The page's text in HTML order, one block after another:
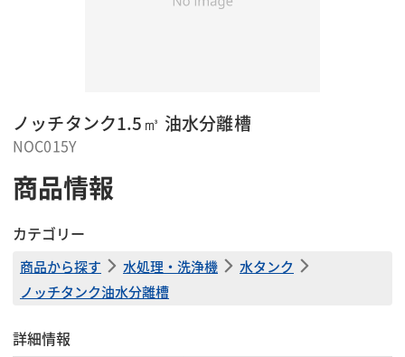
ノッチタンク1.5㎥ 油水分離槽
NOC015Y
商品情報
カテゴリー
商品から探す 水処理・洗浄機
水タンク
ノッチタンク油水分離槽
詳細情報